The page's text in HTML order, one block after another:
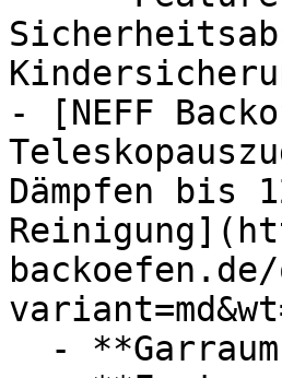
- [NEFF
Dämpfen bis